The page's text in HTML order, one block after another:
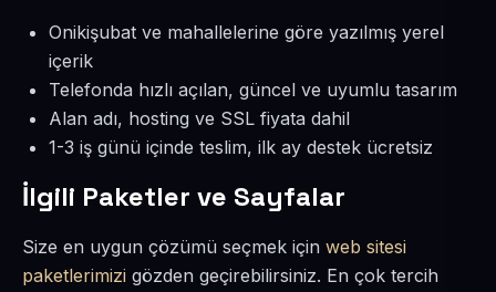
Onikişubat ve mahallelerine göre yazılmış yerel
içerik
Telefonda hızlı açılan, güncel ve uyumlu tasarım
Alan adı, hosting ve SSL fiyata dahil
1-3 iş günü içinde teslim, ilk ay destek ücretsiz
İlgili Paketler ve Sayfalar
Size en uygun çözümü seçmek için web sitesi
paketlerimizi gözden geçirebilirsiniz. En çok tercih